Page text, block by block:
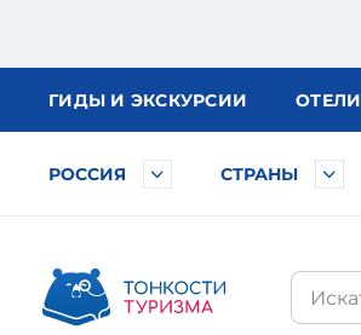
ГИДЫ И ЭКСКУРСИИ ОТЕЛИ
РОССИЯ СТРАНЫ